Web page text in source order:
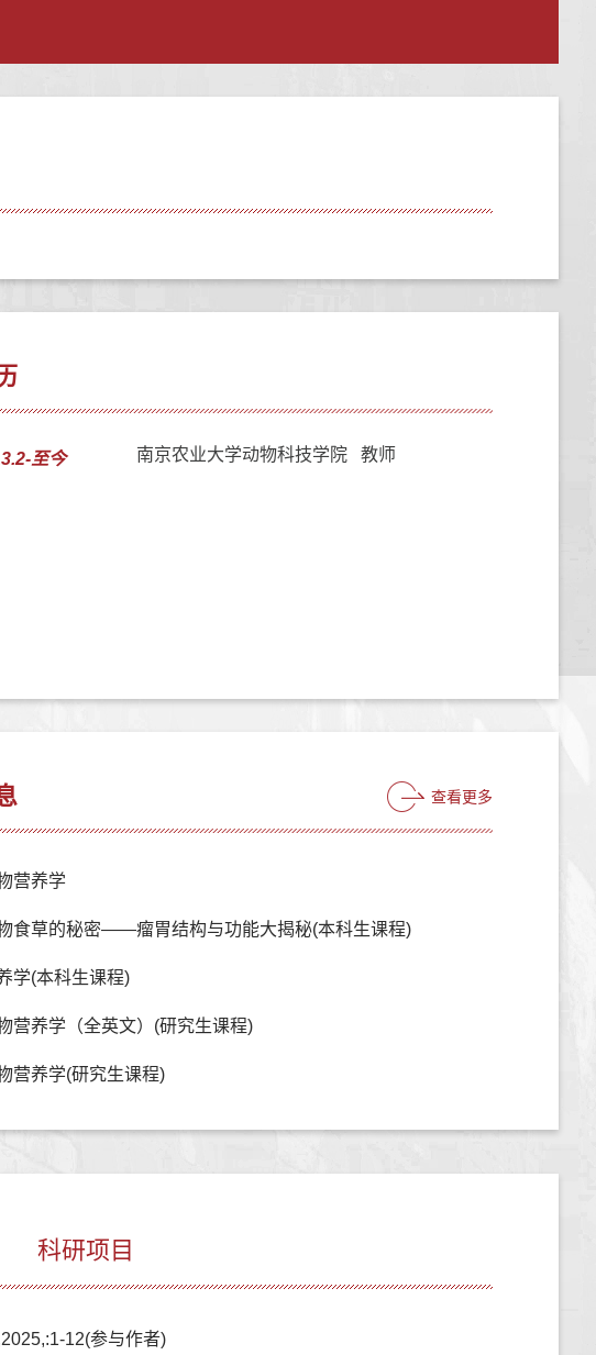
至今 南京农业大学动物科技学院 教师
查看更多
营养学
食草的秘密——瘤胃结构与功能大揭秘(本科生课程)
学(本科生课程)
营养学（全英文）(研究生课程)
营养学(研究生课程)
科研项目
12(参与作者)